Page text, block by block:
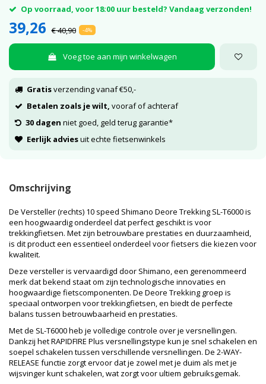
Op voorraad, voor 18:00 uur besteld? Vandaag verzonden!
39,26 € 40,90 -4%
Voeg toe aan mijn winkelwagen
Gratisverzending vanaf €50,-
Betalen zoals je wilt, vooraf of achteraf
30 dagen niet goed, geld terug garantie*
Eerlijk adviesuit echte fietsenwinkels
Omschrijving
De Versteller (rechts) 10 speed Shimano Deore Trekking SL-T6000 is
een hoogwaardig onderdeel dat perfect geschikt is voor
trekkingfietsen. Met zijn betrouwbare prestaties en duurzaamheid,
is dit product een essentieel onderdeel voor fietsers die kiezen voor
kwaliteit.
Deze versteller is vervaardigd door Shimano, een gerenommeerd
merk dat bekend staat om zijn technologische innovaties en
hoogwaardige fietscomponenten. De Deore Trekking groep is
speciaal ontworpen voor trekkingfietsen, en biedt de perfecte
balans tussen betrouwbaarheid en prestaties.
Met de SL-T6000 heb je volledige controle over je versnellingen.
Dankzij het RAPIDFIRE Plus versnellingstype kun je snel schakelen en
soepel schakelen tussen verschillende versnellingen. De 2-WAY-
RELEASE functie zorgt ervoor dat je zowel met je duim als met je
wijsvinger kunt schakelen, wat zorgt voor ultiem gebruiksgemak.